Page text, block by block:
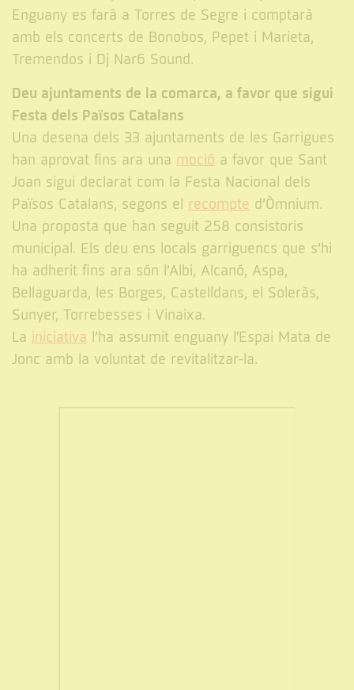
Enguany es farà a Torres de Segre i comptarà
amb els concerts de Bonobos, Pepet i Marieta,
Tremendos i Dj Nar6 Sound.
Deu ajuntaments de la comarca, a favor que sigui
Festa dels Països Catalans
Una desena dels 33 ajuntaments de les Garrigues
han aprovat fins ara una moció a favor que Sant
Joan sigui declarat com la Festa Nacional dels
Països Catalans, segons el recompte d’Òmnium.
Una proposta que han seguit 258 consistoris
municipal. Els deu ens locals garriguencs que s’hi
ha adherit fins ara són l’Albi, Alcanó, Aspa,
Bellaguarda, les Borges, Castelldans, el Soleràs,
Sunyer, Torrebesses i Vinaixa.
La iniciativa l’ha assumit enguany l'Espai Mata de
Jonc amb la voluntat de revitalitzar-la.